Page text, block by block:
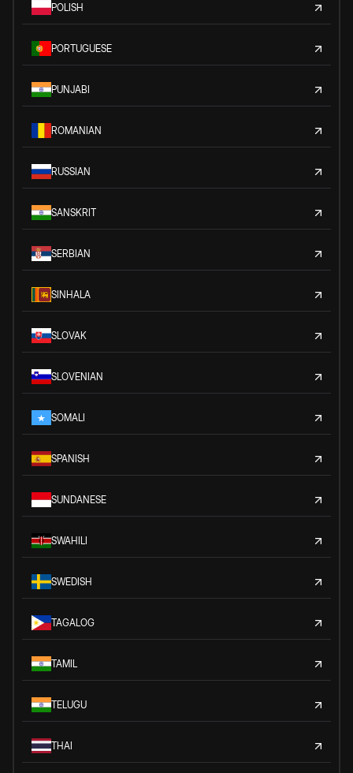
POLISH
PORTUGUESE
PUNJABI
ROMANIAN
RUSSIAN
SANSKRIT
SERBIAN
SINHALA
SLOVAK
SLOVENIAN
SOMALI
SPANISH
SUNDANESE
SWAHILI
SWEDISH
TAGALOG
TAMIL
TELUGU
THAI